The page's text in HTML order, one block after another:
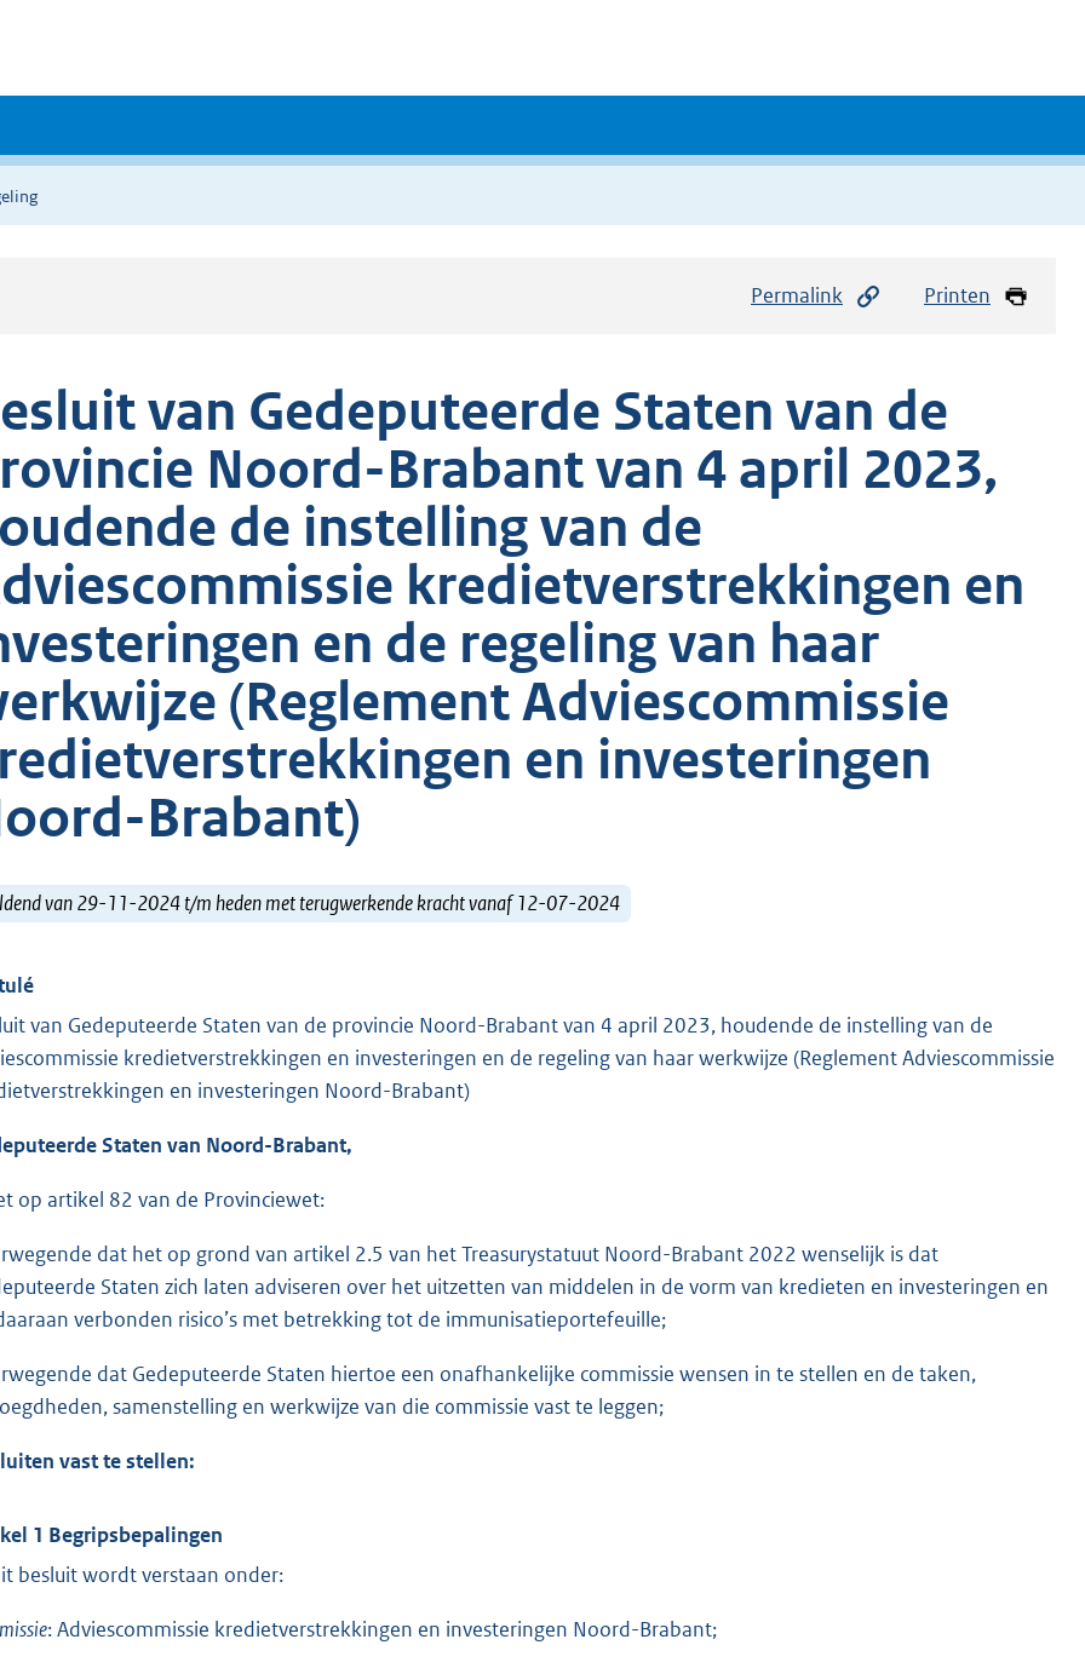
Permalink Printen
van Gedeputeerde Staten van de
Noord-Brabant van 4 april 2023,
de instelling van de
kredietverstrekkingen en
en de regeling van haar
(Reglement Adviescommissie
en investeringen
Brabant)
van 29-11-2024 t/m heden met terugwerkende kracht vanaf 12-07-2024
van Gedeputeerde Staten van de provincie Noord-Brabant van 4 april 2023, houdende de instelling van de
kredietverstrekkingen en investeringen en de regeling van haar werkwijze (Reglement Adviescommissie
en investeringen Noord-Brabant)
Staten van Noord-Brabant,
op artikel 82 van de Provinciewet:
dat het op grond van artikel 2.5 van het Treasurystatuut Noord-Brabant 2022 wenselijk is dat
Staten zich laten adviseren over het uitzetten van middelen in de vorm van kredieten en investeringen en
verbonden risico’s met betrekking tot de immunisatieportefeuille;
dat Gedeputeerde Staten hiertoe een onafhankelijke commissie wensen in te stellen en de taken,
samenstelling en werkwijze van die commissie vast te leggen;
vast te stellen:
1 Begripsbepalingen
besluit wordt verstaan onder:
: Adviescommissie kredietverstrekkingen en investeringen Noord-Brabant;